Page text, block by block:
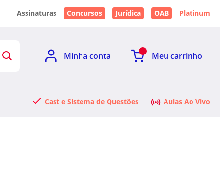
Assinaturas Concursos Jurídica OAB Platinum
Minha conta Meu carrinho
Cast e Sistema de Questões Aulas Ao Vivo